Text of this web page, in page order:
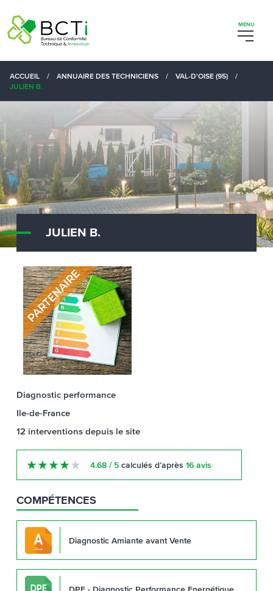
ACCUEIL / ANNUAIRE DES TECHNICIENS / VAL-D'OISE (95)
/
JULIEN B.
JULIEN B.
Diagnostic performance
Ile-de-France
12 interventions depuis le site
★★★★★ 4.68 / 5 calculés d’après 16 avis
COMPÉTENCES
Diagnostic Amiante avant Vente